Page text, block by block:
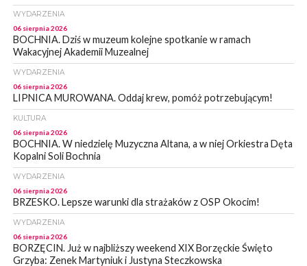
WYDARZENIA
06 sierpnia 2026
BOCHNIA. Dziś w muzeum kolejne spotkanie w ramach
Wakacyjnej Akademii Muzealnej
WYDARZENIA
06 sierpnia 2026
LIPNICA MUROWANA. Oddaj krew, pomóż potrzebującym!
KULTURA
06 sierpnia 2026
BOCHNIA. W niedzielę Muzyczna Altana, a w niej Orkiestra Dęta
Kopalni Soli Bochnia
WYDARZENIA
06 sierpnia 2026
BRZESKO. Lepsze warunki dla strażaków z OSP Okocim!
WYDARZENIA
06 sierpnia 2026
BORZĘCIN. Już w najbliższy weekend XIX Borzęckie Święto
Grzyba: Zenek Martyniuk i Justyna Steczkowska